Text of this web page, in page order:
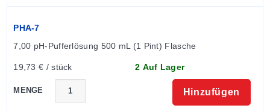
PHA-7
7,00 pH-Pufferlösung 500 mL (1 Pint) Flasche
19,73 € / stück 2 Auf Lager
MENGE Hinzufügen